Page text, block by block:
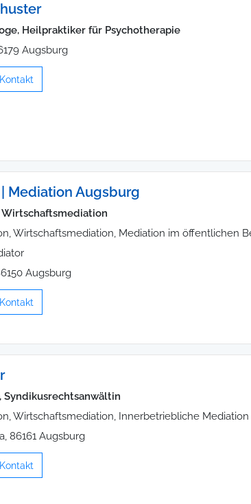
Heilpraktiker für Psychotherapie
Augsburg
Kontakt
Mediation Augsburg
Wirtschaftsmediation, Mediation im öffentlichen
Augsburg
Kontakt
Syndikusrechtsanwältin
Wirtschaftsmediation, Innerbetriebliche Mediation
86161 Augsburg
Kontakt